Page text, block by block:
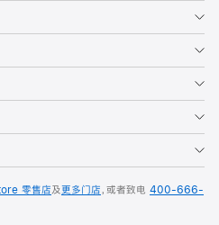
零售店及更多门店，或者致电 400-666-